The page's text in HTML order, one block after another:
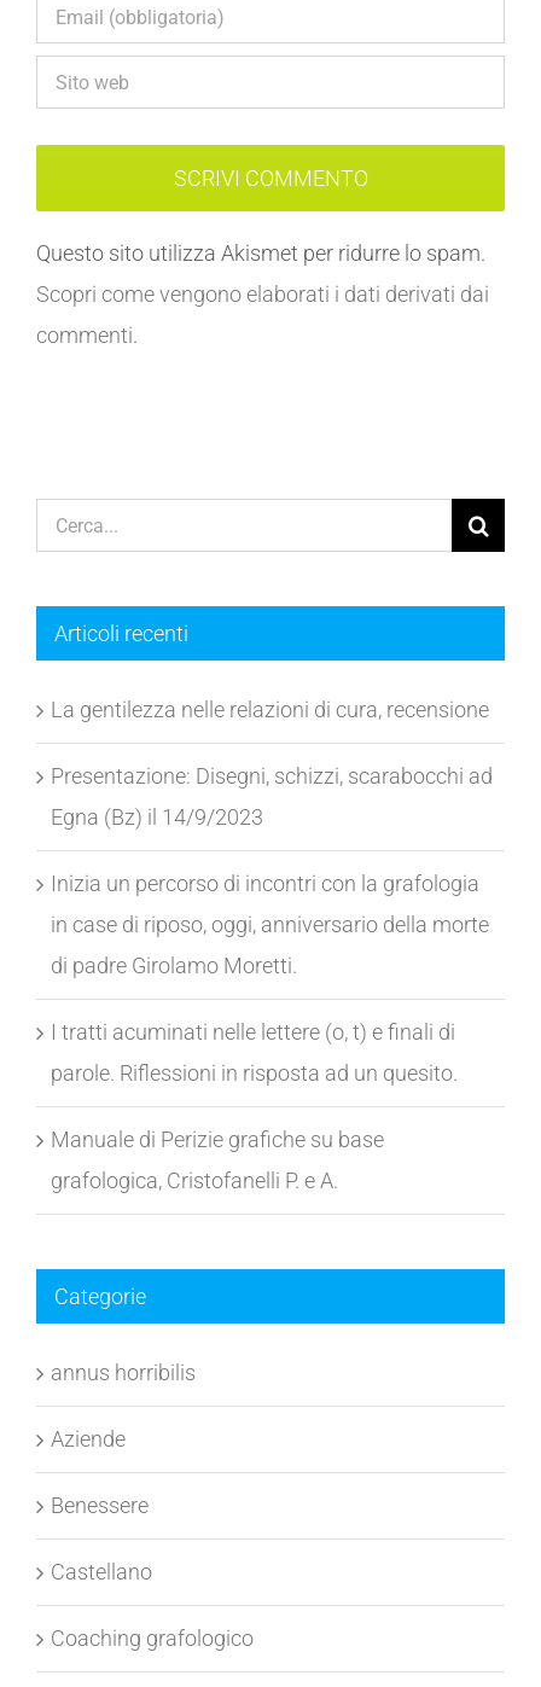
Questo sito utilizza Akismet per ridurre lo spam.
Scopri come vengono elaborati i dati derivati dai
commenti.
Cerca
per:
Articoli recenti
La gentilezza nelle relazioni di cura, recensione
Presentazione: Disegni, schizzi, scarabocchi ad
Egna (Bz) il 14/9/2023
Inizia un percorso di incontri con la grafologia
in case di riposo, oggi, anniversario della morte
di padre Girolamo Moretti.
I tratti acuminati nelle lettere (o, t) e finali di
parole. Riflessioni in risposta ad un quesito.
Manuale di Perizie grafiche su base
grafologica, Cristofanelli P. e A.
Categorie
annus horribilis
Aziende
Benessere
Castellano
Coaching grafologico